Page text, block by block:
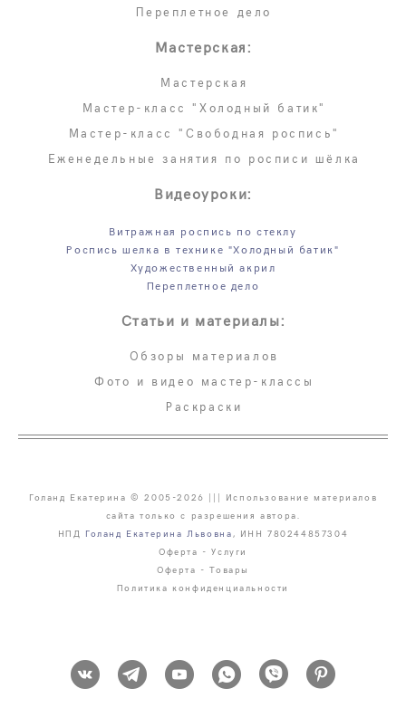
Переплетное дело
Мастерская:
Мастерская
Мастер-класс "Холодный батик"
Мастер-класс "Свободная роспись"
Еженедельные занятия по росписи шёлка
Видеоуроки:
Витражная роспись по стеклу
Роспись шелка в технике "Холодный батик"
Художественный акрил
Переплетное дело
Статьи и материалы:
Обзоры материалов
Фото и видео мастер-классы
Раскраски
Голанд Екатерина © 2005-2026 ||| Использование материалов
сайта только с разрешения автора.
НПД Голанд Екатерина Львовна, ИНН 780244857304
Оферта - Услуги
Оферта - Товары
Политика конфиденциальности